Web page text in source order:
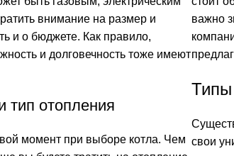
внимание на размер и
и о бюджете. Как правило,
и долговечность тоже имеют
тип отопления
момент при выборе котла. Чем
важно
Типы
свои